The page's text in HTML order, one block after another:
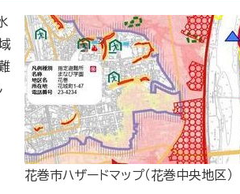
花巻市ハザードマップ（花巻中央地区）